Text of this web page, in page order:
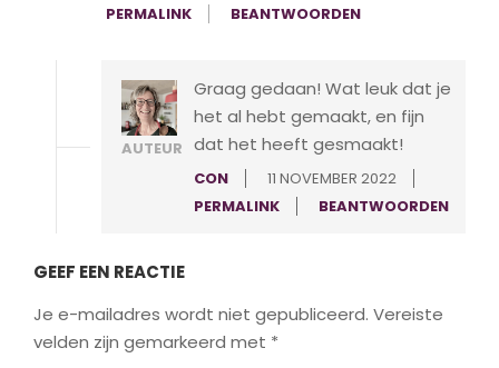
PERMALINK
BEANTWOORDEN
AUTEUR
Graag gedaan! Wat leuk dat je
het al hebt gemaakt, en fijn
dat het heeft gesmaakt!
CON
11 NOVEMBER 2022
PERMALINK
BEANTWOORDEN
GEEF EEN REACTIE
Je e-mailadres wordt niet gepubliceerd. Vereiste
velden zijn gemarkeerd met *